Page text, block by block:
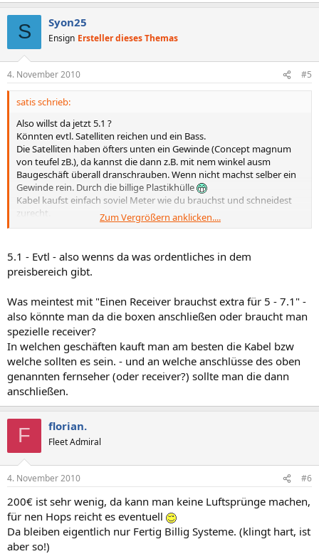
S Syon25
Ensign Ersteller dieses Themas
4. November 2010 #5
satis schrieb:
Also willst da jetzt 5.1 ?
Könnten evtl. Satelliten reichen und ein Bass.
Die Satelliten haben öfters unten ein Gewinde (Concept magnum
von teufel zB.), da kannst die dann z.B. mit nem winkel ausm
Baugeschäft überall dranschrauben. Wenn nicht machst selber ein
Gewinde rein. Durch die billige Plastikhülle
Kabel kaufst einfach soviel Meter wie du brauchst und schneidest
zurecht.
Einen Receiver brauchst extra für 5 - 7.1 . Da werden die Boxen
Für die Kabel gibts Kabelschächte die man einfach an die Holzdecke
nagelt, darin verlaufen dann die Kabel.
Zum Vergrößern anklicken....
5.1 - Evtl - also wenns da was ordentliches in dem
preisbereich gibt.
Was meintest mit "Einen Receiver brauchst extra für 5 - 7.1" -
also könnte man da die boxen anschließen oder braucht man
spezielle receiver?
In welchen geschäften kauft man am besten die Kabel bzw
welche sollten es sein. - und an welche anschlüsse des oben
genannten fernseher (oder receiver?) sollte man die dann
anschließen.
F florian.
Fleet Admiral
4. November 2010 #6
200€ ist sehr wenig, da kann man keine Luftsprünge machen,
für nen Hops reicht es eventuell
Da bleiben eigentlich nur Fertig Billig Systeme. (klingt hart, ist
aber so!)